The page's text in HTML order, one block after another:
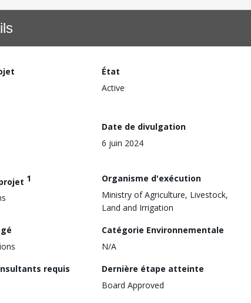
État
Active
Date de divulgation
6 juin 2024
1
Organisme d'exécution
Ministry of Agriculture, Livestock,
Land and Irrigation
Catégorie Environnementale
N/A
requis
Dernière étape atteinte
Board Approved